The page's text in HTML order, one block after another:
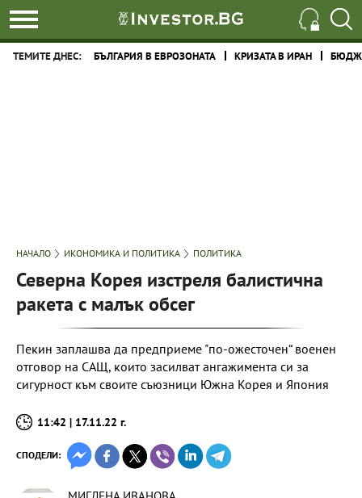
ТЕМИТЕ ДНЕС: БЪЛГАРИЯ В ЕВРОЗОНАТА КРИЗАТА В ИРАН
НАЧАЛО ИКОНОМИКА И ПОЛИТИКА ПОЛИТИКА
Северна Корея изстреля балистична
ракета с малък обсег
Пекин заплашва да предприеме "по-ожесточен“ военен
отговор на САЩ, които засилват ангажимента си за
сигурност към своите съюзници Южна Корея и Япония
11:42 | 17.11.22 г.
СПОДЕЛИ: